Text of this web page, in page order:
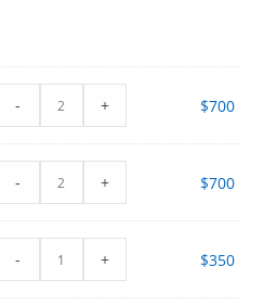
- + $700
- + $700
- + $350